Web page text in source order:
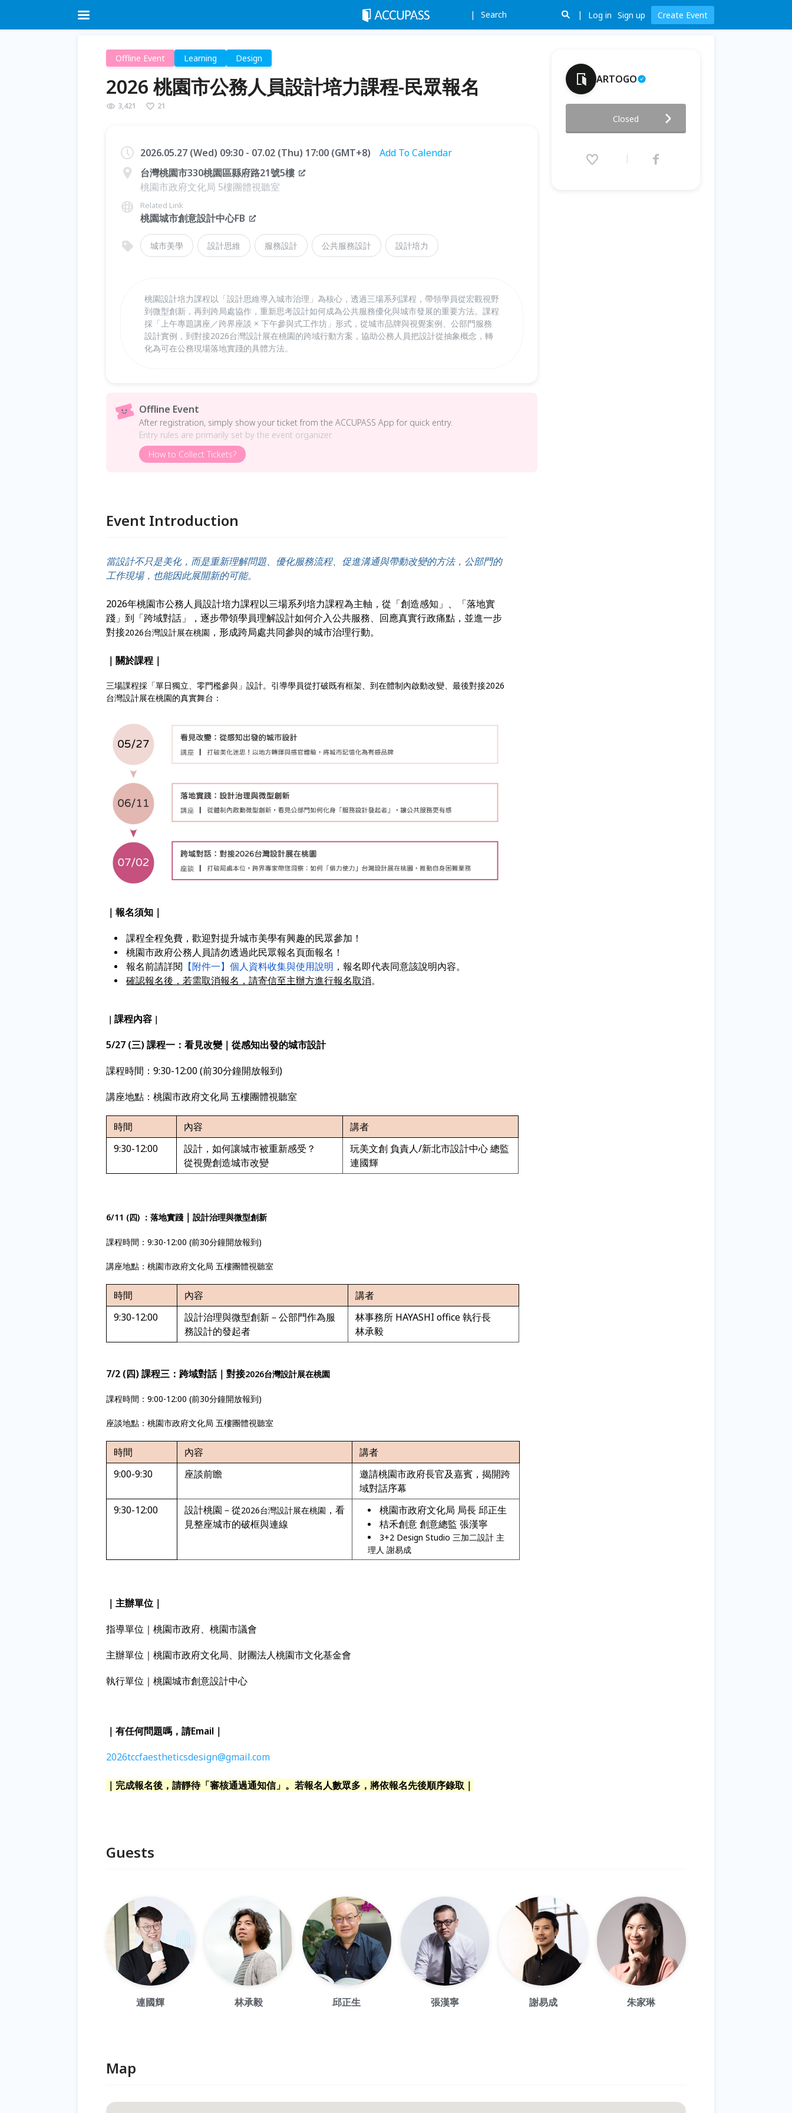
Search Log in Sign up Create Event
Offline Event Learning Design
2026 桃園市公務人員設計培力課程-民眾報名
3,421 21
2026.05.27 (Wed) 09:30 - 07.02 (Thu) 17:00 (GMT+8)
Add To Calendar
台灣桃園市330桃園區縣府路21號5樓
桃園市政府文化局 5樓團體視聽室
Related Link
桃園城市創意設計中心FB
城市美學 設計思維 服務設計 公共服務設計 設計培力
桃園設計培力課程以「設計思維導入城市治理」為核心，透過三場系列課程，帶領學員從宏觀視野
到微型創新，再到跨局處協作，重新思考設計如何成為公共服務優化與城市發展的重要方法。課程
採「上午專題講座／跨界座談 × 下午參與式工作坊」形式，從城市品牌與視覺案例、公部門服務
設計實例，到對接2026台灣設計展在桃園的跨域行動方案，協助公務人員把設計從抽象概念，轉
化為可在公務現場落地實踐的具體方法。
Offline Event
After registration, simply show your ticket from the ACCUPASS App for quick entry.
Entry rules are primarily set by the event organizer.
How to Collect Tickets?
Event Introduction
當設計不只是美化，而是重新理解問題、優化服務流程、促進溝通與帶動改變的方法，公部門的
工作現場，也能因此展開新的可能。
2026年桃園市公務人員設計培力課程以三場系列培力課程為主軸，從「創造感知」、「落地實
踐」到「跨域對話」，逐步帶領學員理解設計如何介入公共服務、回應真實行政痛點，並進一步
對接2026台灣設計展在桃園 ，形成跨局處共同參與的城市治理行動。
｜關於課程｜
三場課程採「單日獨立、零門檻參與」設計。引導學員從打破既有框架、到在體制內啟動改變、最後對接2026
台灣設計展在桃園的真實舞台：
｜報名須知｜
課程全程免費，歡迎對提升城市美學有興趣的民眾參加！
桃園市政府公務人員請勿透過此民眾報名頁面報名！
報名前請詳閱 【附件一】個人資料收集與使用說明 ，報名即代表同意該說明內容。
確認報名後，若需取消報名，請寄信至主辦方進行報名取消。
｜ 課程內容 ｜
5/27 (三) 課程一：看見改變｜從感知出發的城市設計
課程時間：9:30-12:00 (前30分鐘開放報到)
講座地點：桃園市政府文化局 五樓團體視聽室
時間 內容
講者
9:30-12:00
設計，如何讓城市被重新感受？
從視覺創造城市改變
玩美文創 負責人/新北市設計中心 總監
連國輝
6/11 (四) ：落地實踐 ｜ 設計治理與微型創新
課程時間：9:30-12:00 (前30分鐘開放報到)
講座地點：桃園市政府文化局 五樓團體視聽室
時間 內容
講者
9:30-12:00
設計治理與微型創新－公部門作為服
務設計的發起者
林事務所 HAYASHI office 執行長
林承毅
7/2 (四) 課程三：跨域對話｜對接2026台灣設計展在桃園
課程時間：9:00-12:00 (前30分鐘開放報到)
座談地點：桃園市政府文化局 五樓團體視聽室
時間 內容
講者
9:00-9:30
座談前瞻
邀請桃園市政府長官及嘉賓，揭開跨
域對話序幕
9:30-12:00
設計桃園－從2026台灣設計展在桃園 ，看
見整座城市的破框與連線
桃園市政府文化局 局長 邱正生
桔禾創意 創意總監 張漢寧
3+2 Design Studio 三加二設計 主
理人 謝易成
｜主辦單位｜
指導單位｜桃園市政府、桃園市議會
主辦單位｜ 桃園市政府文化局、 財團法人桃園市文化基金會
執行單位 ｜桃園城市創意設計中心
｜有任何問題嗎，請Email｜
2026tccfaestheticsdesign@gmail.com
｜完成報名後，請靜待「審核通過通知信」。若報名人數眾多，將依報名先後順序錄取｜
ARTOGO
2026.05.27 (Wed) 09:30 - 07.02
Closed
Guests
連國輝 林承毅 邱正生 張漢寧 謝易成 朱家琳
Map